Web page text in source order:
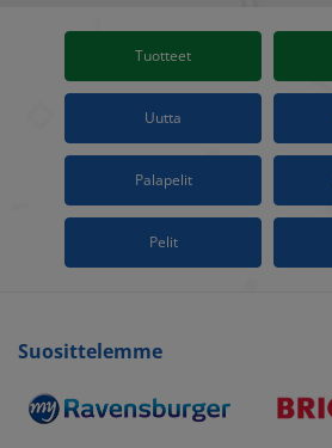
Tuotteet
Uutta
Palapelit
Pelit
Suosittelemme